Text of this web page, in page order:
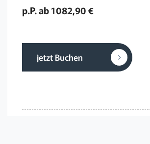
p.P. ab 1082,90 €
jetzt Buchen